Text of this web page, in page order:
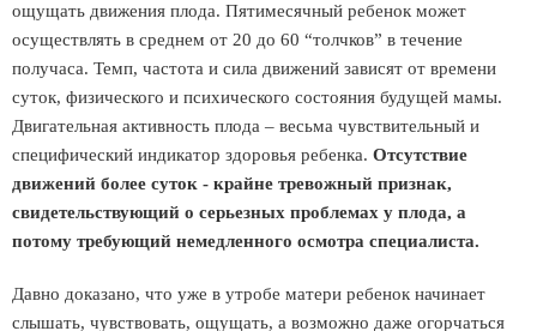
ощущать движения плода. Пятимесячный ребенок может
осуществлять в среднем от 20 до 60 “толчков” в течение
получаса. Темп, частота и сила движений зависят от времени
суток, физического и психического состояния будущей мамы.
Двигательная активность плода – весьма чувствительный и
специфический индикатор здоровья ребенка. Отсутствие
движений более суток - крайне тревожный признак,
свидетельствующий о серьезных проблемах у плода, а
потому требующий немедленного осмотра специалиста.
Давно доказано, что уже в утробе матери ребенок начинает
слышать, чувствовать, ощущать, а возможно даже огорчаться